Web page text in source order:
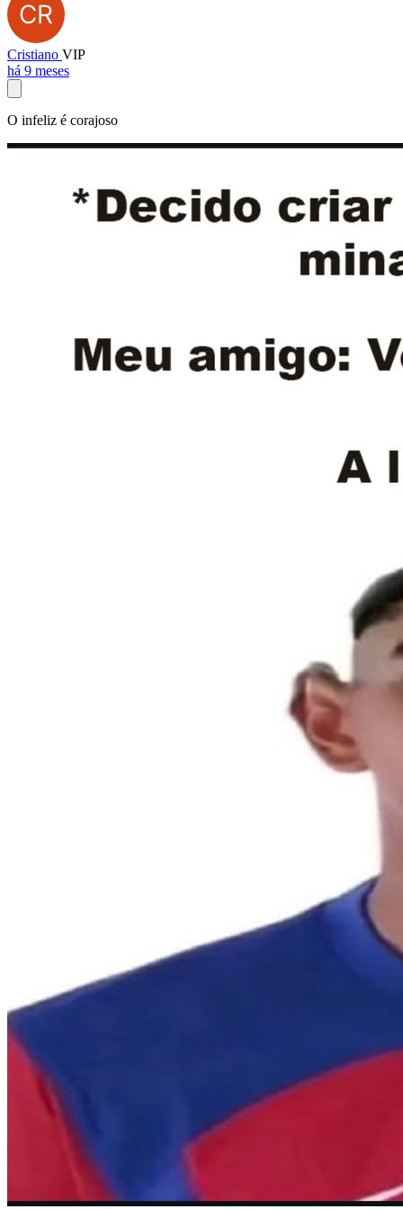
Cristiano VIP
há 9 meses
O infeliz é corajoso